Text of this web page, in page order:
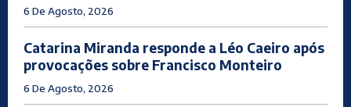
6 De Agosto, 2026
Catarina Miranda responde a Léo Caeiro após
provocações sobre Francisco Monteiro
6 De Agosto, 2026